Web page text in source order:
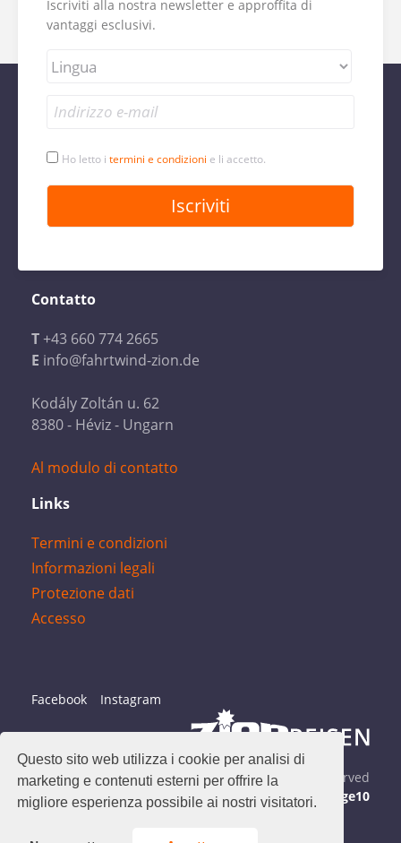
Questo sito web utilizza i cookie per analisi di
marketing e contenuti esterni per offrire la
migliore esperienza possibile ai nostri visitatori.
Iscriviti alla nostra newsletter e approffita di
vantaggi esclusivi.
Ho letto i termini e condizioni e li accetto.
Contatto
T+43 660 774 2665
E info@fahrtwind-zion.de
Kodály Zoltán u. 62
8380 - Héviz - Ungarn
Al modulo di contatto
Links
Termini e condizioni
Informazioni legali
Protezione dati
Accesso
Facebook Instagram
Fahrtwind & Zion Shuttle © 2026 All Rights Reserved
Created by
stiege10